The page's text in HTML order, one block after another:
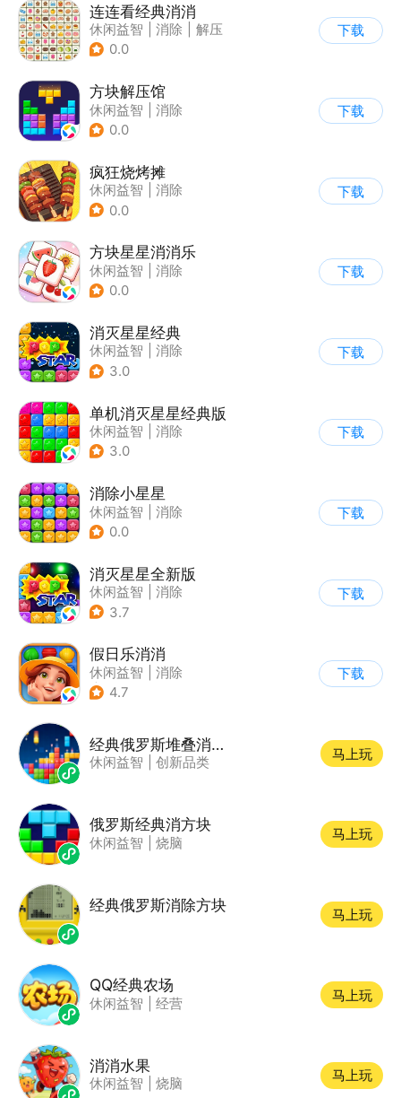
连连看经典消消
休闲益智 消除
解压
| 清新
0.0
下载
方块解压馆
休闲益智
消除
0.0
下载
疯狂烧烤摊
休闲益智
消除
0.0
下载
方块星星消消乐
休闲益智
消除
0.0
下载
消灭星星经典
休闲益智
消除
3.0
下载
单机消灭星星经典版
休闲益智
消除
3.0
下载
消除小星星
休闲益智
消除
0.0
下载
消灭星星全新版
休闲益智
消除
3.7
下载
假日乐消消
休闲益智
消除
| 乐元素
4.7
下载
经典俄罗斯堆叠消方块
休闲益智 创新品类
马上玩
俄罗斯经典消方块
休闲益智 烧脑
马上玩
经典俄罗斯消除方块
马上玩
QQ经典农场
休闲益智 经营
马上玩
消消水果
休闲益智 烧脑
马上玩